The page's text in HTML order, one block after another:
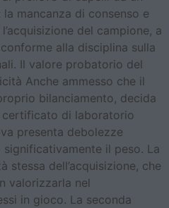
mancanza di consenso e
del campione, a
alla disciplina sulla
Il valore probatorio del
Anche ammesso che il
bilanciamento, decida
di laboratorio
presenta debolezze
il peso. La
stessa dell’acquisizione, che
valorizzarla nel
in gioco. La seconda